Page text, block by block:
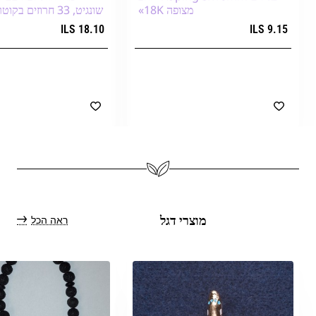
מצופה 18K»
9.15 ILS
שונגיט, 33 חרוזים בקוטר 12 מ״מ+
18.10 ILS
מוצרי דגל ראה הכל